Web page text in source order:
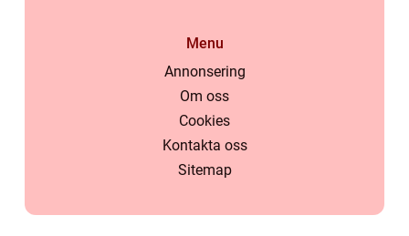
Menu
Annonsering
Om oss
Cookies
Kontakta oss
Sitemap